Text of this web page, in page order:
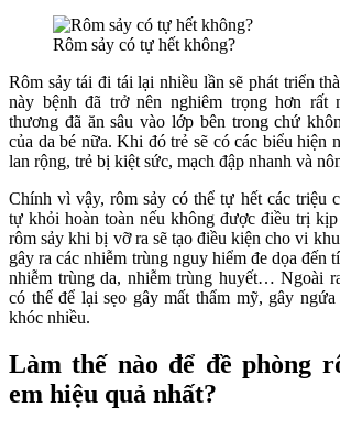
Rôm sảy có tự hết không?
Rôm sảy tái đi tái lại nhiều lần sẽ phát triển
này bệnh đã trở nên nghiêm trọng hơn rất
thương đã ăn sâu vào lớp bên trong chứ
của da bé nữa. Khi đó trẻ sẽ có các biểu hiện
lan rộng, trẻ bị kiệt sức, mạch đập nhanh và
Chính vì vậy, rôm sảy có thể tự hết các triệu
tự khỏi hoàn toàn nếu không được điều trị
rôm sảy khi bị vỡ ra sẽ tạo điều kiện cho vi
gây ra các nhiễm trùng nguy hiểm đe dọa đến
nhiễm trùng da, nhiễm trùng huyết… Ngoài
có thể để lại sẹo gây mất thẩm mỹ, gây
khóc nhiều.
Làm thế nào để đề phòng
em hiệu quả nhất?